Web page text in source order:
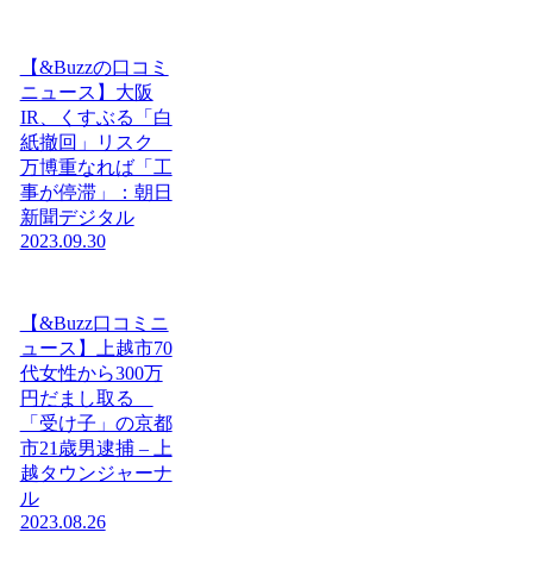
【&Buzzの口コミ
ニュース】大阪
IR、くすぶる「白
紙撤回」リスク
万博重なれば「工
事が停滞」：朝日
新聞デジタル
2023.09.30
【&Buzz口コミニ
ュース】上越市70
代女性から300万
円だまし取る
「受け子」の京都
市21歳男逮捕 – 上
越タウンジャーナ
ル
2023.08.26